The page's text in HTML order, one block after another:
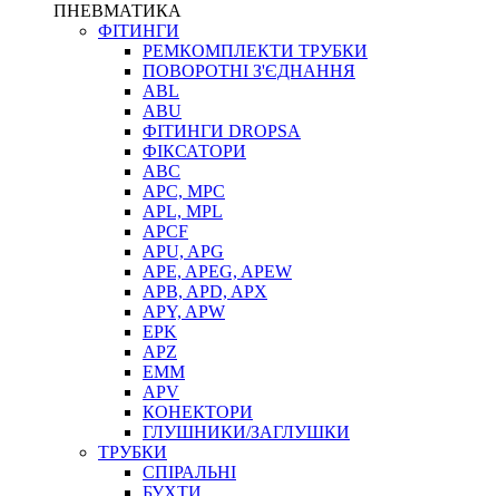
ПНЕВМАТИКА
ФІТИНГИ
РЕМКОМПЛЕКТИ ТРУБКИ
ПОВОРОТНІ З'ЄДНАННЯ
ABL
ABU
ФІТИНГИ DROPSA
ФІКСАТОРИ
ABC
APC, MPC
APL, MPL
APCF
APU, APG
APE, APEG, APEW
APB, APD, APX
APY, APW
EPK
APZ
EMM
APV
КОНЕКТОРИ
ГЛУШНИКИ/ЗАГЛУШКИ
ТРУБКИ
СПІРАЛЬНІ
БУХТИ